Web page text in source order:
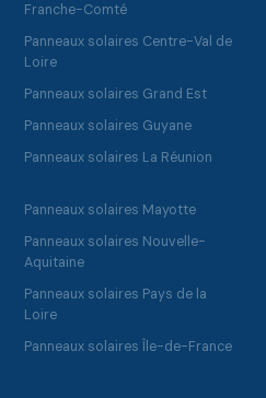
Franche-Comté
Panneaux solaires Centre-Val de
Loire
Panneaux solaires Grand Est
Panneaux solaires Guyane
Panneaux solaires La Réunion
Panneaux solaires Mayotte
Panneaux solaires Nouvelle-
Aquitaine
Panneaux solaires Pays de la
Loire
Panneaux solaires Île-de-France